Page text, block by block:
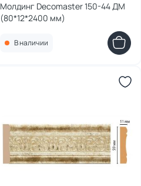
Молдинг Decomaster 150-44 ДМ
(80*12*2400 мм)
В наличии